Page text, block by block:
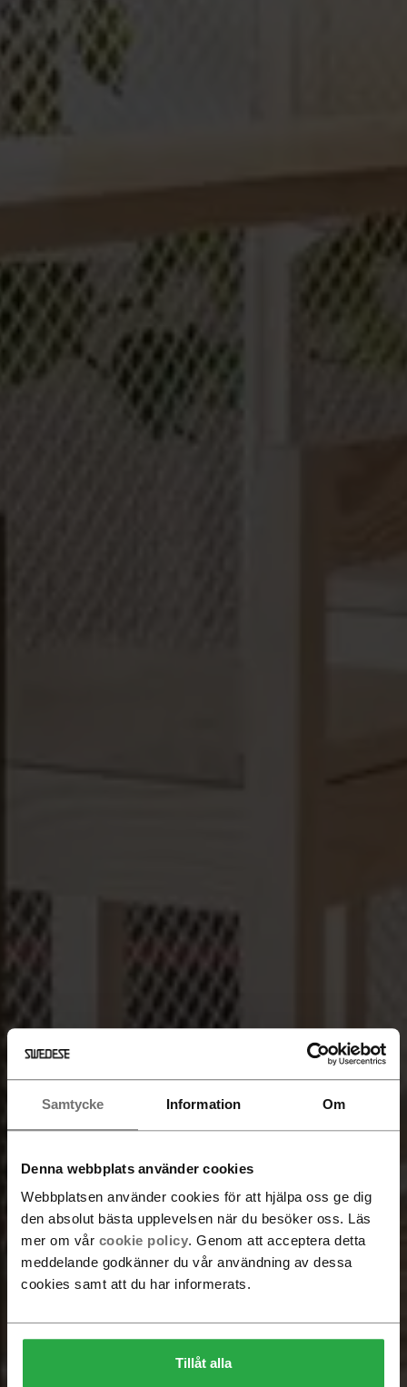
Samtycke Information Om
Denna webbplats använder cookies
Webbplatsen använder cookies för att hjälpa oss ge dig
den absolut bästa upplevelsen när du besöker oss. Läs
mer om vår cookie policy. Genom att acceptera detta
meddelande godkänner du vår användning av dessa
cookies samt att du har informerats.
Tillåt alla